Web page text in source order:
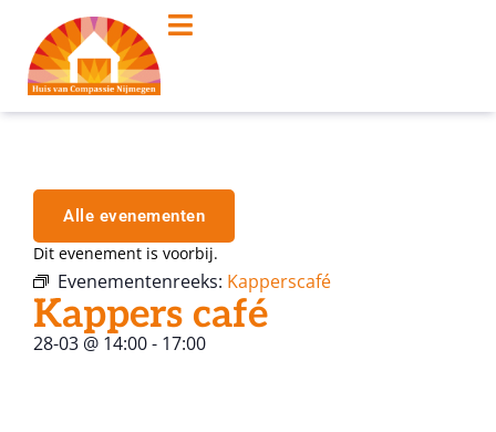
Alle evenementen
Dit evenement is voorbij.
Evenementenreeks: Kapperscafé
Kappers café
28-03 @ 14:00- 17:00